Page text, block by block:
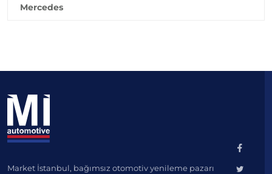
Mercedes
Market İstanbul, bağımsız otomotiv yenileme pazarı